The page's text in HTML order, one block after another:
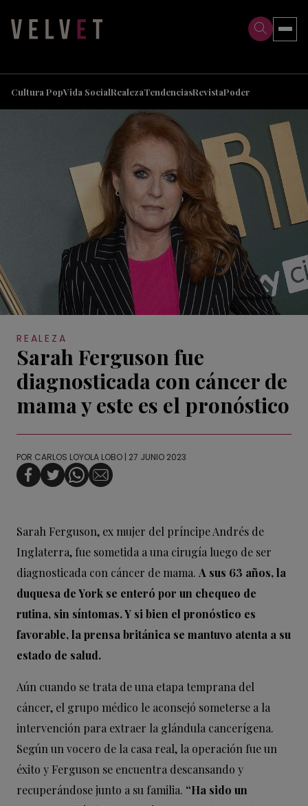
Cultura PopVida SocialRealezaTendenciasRevistaPoder
REALEZA
Sarah Ferguson fue
diagnosticada con cáncer de
mama y este es el pronóstico
POR CARLOS LOYOLA LOBO | 27 JUNIO 2023
Sarah Ferguson, ex mujer del príncipe Andrés de
Inglaterra, fue sometida a una cirugía luego de ser
diagnosticada con cáncer de mama. A sus 63 años, la
duquesa de York se enteró por un chequeo de
rutina, sin síntomas. Y si bien el pronóstico es
favorable, la prensa británica se mantuvo atenta a su
estado de salud.
Aún cuando se trata de una etapa temprana del
cáncer, el grupo médico le aconsejó someterse a la
intervención para extraer la glándula cancerígena.
Según un vocero de la casa real, la operación fue un
éxito y Ferguson se encuentra descansando y
recuperándose junto a su familia. “Ha sido un